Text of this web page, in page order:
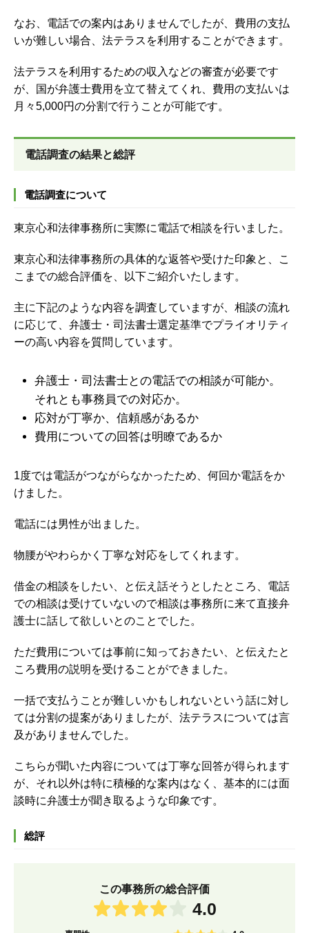
なお、電話での案内はありませんでしたが、費用の支払
いが難しい場合、法テラスを利用することができます。
法テラスを利用するための収入などの審査が必要です
が、国が弁護士費用を立て替えてくれ、費用の支払いは
月々5,000円の分割で行うことが可能です。
電話調査の結果と総評
電話調査について
東京心和法律事務所に実際に電話で相談を行いました。
東京心和法律事務所の具体的な返答や受けた印象と、こ
こまでの総合評価を、以下ご紹介いたします。
主に下記のような内容を調査していますが、 相談の流れ
に応じて、弁護士・司法書士選定基準でプライオリティ
ーの高い内容を質問しています。
弁護士・司法書士との電話での相談が可能か。
それとも事務員での対応か。
応対が丁寧か、信頼感があるか
費用についての回答は明瞭であるか
1度では電話がつながらなかったため、何回か電話をか
けました。
電話には男性が出ました。
物腰がやわらかく丁寧な対応をしてくれます。
借金の相談をしたい、と伝え話そうとしたところ、電話
での相談は受けていないので相談は事務所に来て直接弁
護士に話して欲しいとのことでした。
ただ費用については事前に知っておきたい、と伝えたと
ころ費用の説明を受けることができました。
一括で支払うことが難しいかもしれないという話に対し
ては分割の提案がありましたが、法テラスについては言
及がありませんでした。
こちらが聞いた内容については丁寧な回答が得られます
が、それ以外は特に積極的な案内はなく、基本的には面
談時に弁護士が聞き取るような印象です。
総評
この事務所の総合評価
4.0